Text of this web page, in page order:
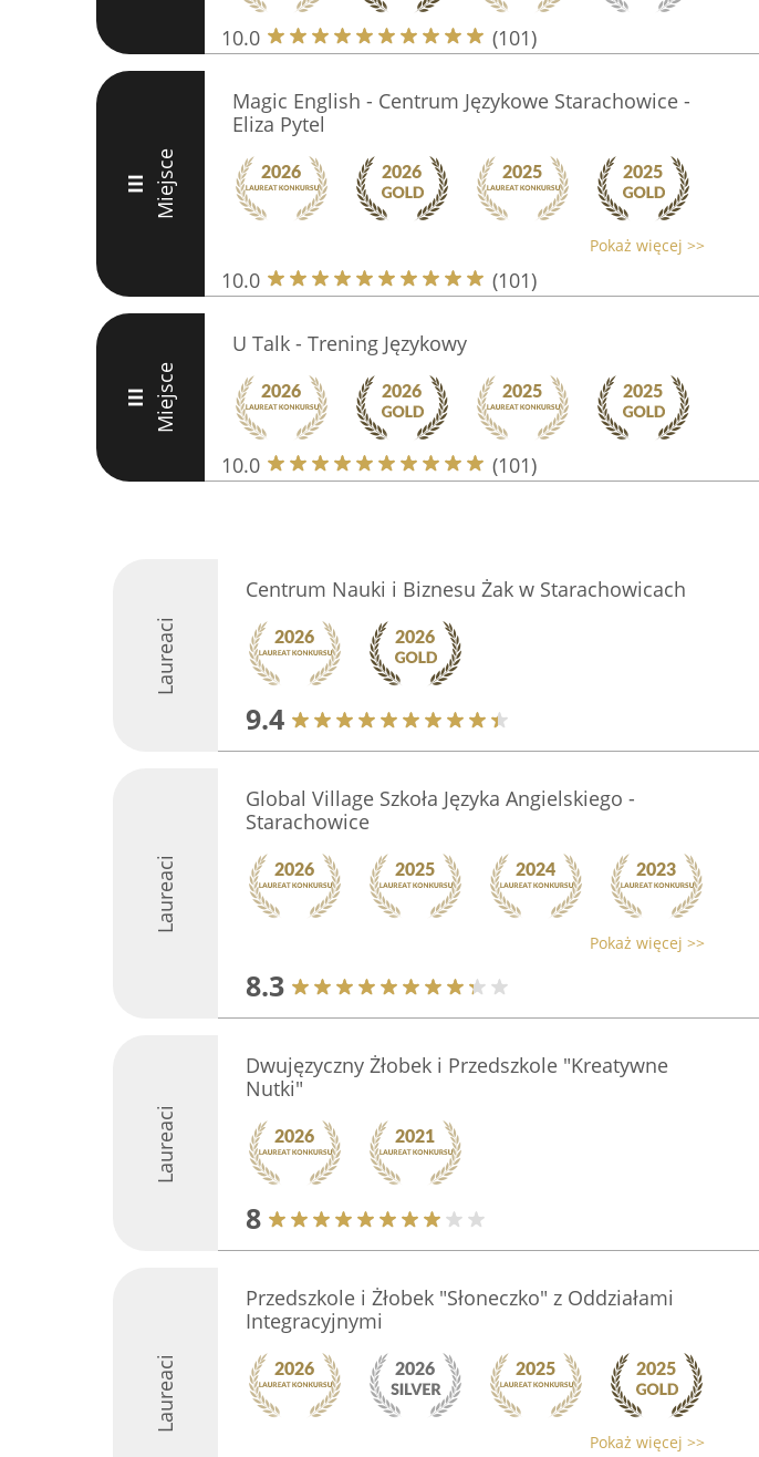
10.0 (101)
III Miejsce
Magic English - Centrum Językowe Starachowice -
Eliza Pytel
Pokaż więcej >>
10.0 (101)
III Miejsce
U Talk - Trening Językowy
10.0 (101)
Laureaci
Centrum Nauki i Biznesu Żak w Starachowicach
9.4
Laureaci
Global Village Szkoła Języka Angielskiego -
Starachowice
Pokaż więcej >>
8.3
Laureaci
Dwujęzyczny Żłobek i Przedszkole "Kreatywne
Nutki"
8
Laureaci
Przedszkole i Żłobek "Słoneczko" z Oddziałami
Integracyjnymi
Pokaż więcej >>